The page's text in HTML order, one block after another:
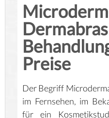
Preise
Der Begriff
im Fernsehen, im
für ein